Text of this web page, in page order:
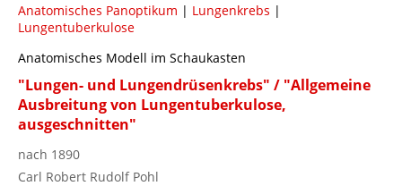
Anatomisches Panoptikum | Lungenkrebs |
Lungentuberkulose
Anatomisches Modell im Schaukasten
"Lungen- und Lungendrüsenkrebs" / "Allgemeine
Ausbreitung von Lungentuberkulose,
ausgeschnitten"
nach 1890
Carl Robert Rudolf Pohl